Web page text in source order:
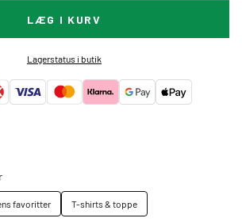
LÆG I KURV
Lagerstatus i butik
favoritter T-shirts & toppe